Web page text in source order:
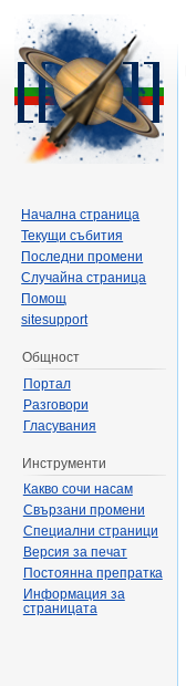
Начална страница
Текущи събития
Последни промени
Случайна страница
Помощ
sitesupport
Общност
Портал
Разговори
Гласувания
Инструменти
Какво сочи насам
Свързани промени
Специални страници
Версия за печат
Постоянна препратка
Информация за
страницата